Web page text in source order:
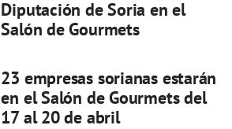
Diputación de Soria en el
Salón de Gourmets
23 empresas sorianas estarán
en el Salón de Gourmets del
17 al 20 de abril